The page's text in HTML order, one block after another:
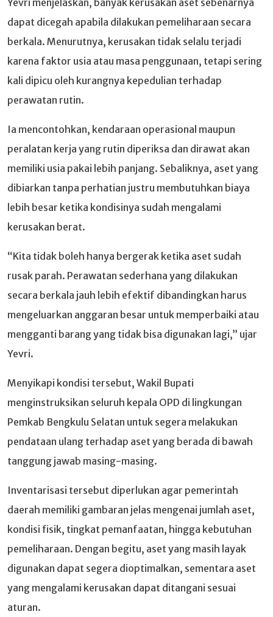
dapat dicegah apabila dilakukan pemeliharaan secara
berkala. Menurutnya, kerusakan tidak selalu terjadi
karena faktor usia atau masa penggunaan, tetapi sering
kali dipicu oleh kurangnya kepedulian terhadap
perawatan rutin.
Ia mencontohkan, kendaraan operasional maupun
peralatan kerja yang rutin diperiksa dan dirawat akan
memiliki usia pakai lebih panjang. Sebaliknya, aset yang
dibiarkan tanpa perhatian justru membutuhkan biaya
lebih besar ketika kondisinya sudah mengalami
kerusakan berat.
“Kita tidak boleh hanya bergerak ketika aset sudah
rusak parah. Perawatan sederhana yang dilakukan
secara berkala jauh lebih efektif dibandingkan harus
mengeluarkan anggaran besar untuk memperbaiki atau
mengganti barang yang tidak bisa digunakan lagi,” ujar
Yevri.
Menyikapi kondisi tersebut, Wakil Bupati
menginstruksikan seluruh kepala OPD di lingkungan
Pemkab Bengkulu Selatan untuk segera melakukan
pendataan ulang terhadap aset yang berada di bawah
tanggung jawab masing-masing.
Inventarisasi tersebut diperlukan agar pemerintah
daerah memiliki gambaran jelas mengenai jumlah aset,
kondisi fisik, tingkat pemanfaatan, hingga kebutuhan
pemeliharaan. Dengan begitu, aset yang masih layak
digunakan dapat segera dioptimalkan, sementara aset
yang mengalami kerusakan dapat ditangani sesuai
aturan.